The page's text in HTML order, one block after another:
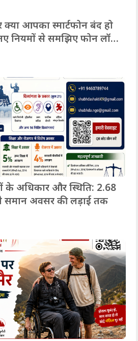
आपका स्मार्टफोन बंद हो
नियमों से समझिए फोन लॉक
के अधिकार और स्थिति: 2.68
समान अवसर की लड़ाई तक